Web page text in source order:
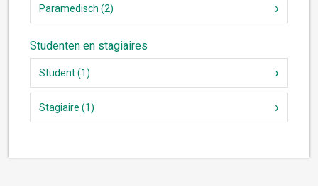
Paramedisch (2)
Studenten en stagiaires
Student (1)
Stagiaire (1)